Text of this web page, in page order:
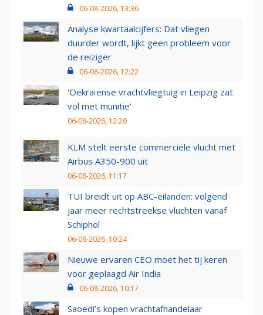
06-08-2026, 13:36
Analyse kwartaalcijfers: Dat vliegen
duurder wordt, lijkt geen probleem voor
de reiziger
06-08-2026, 12:22
'Oekraïense vrachtvliegtuig in Leipzig zat
vol met munitie'
06-08-2026, 12:20
KLM stelt eerste commerciële vlucht met
Airbus A350-900 uit
06-08-2026, 11:17
TUI breidt uit op ABC-eilanden: volgend
jaar meer rechtstreekse vluchten vanaf
Schiphol
06-08-2026, 10:24
Nieuwe ervaren CEO moet het tij keren
voor geplaagd Air India
06-08-2026, 10:17
Saoedi’s kopen vrachtafhandelaar